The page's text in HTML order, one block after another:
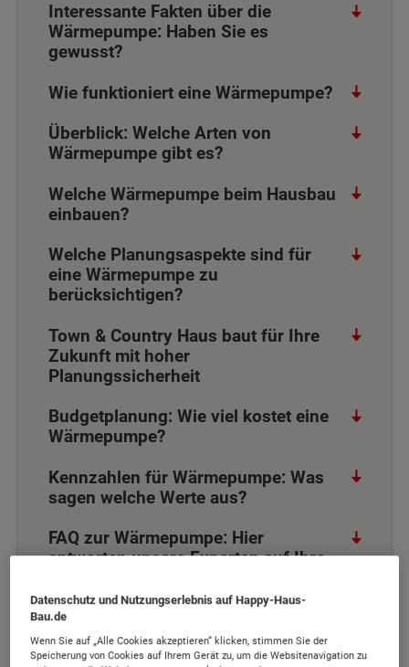
Interessante Fakten über die
Wärmepumpe: Haben Sie es
gewusst?
Wie funktioniert eine Wärmepumpe?
Überblick: Welche Arten von
Wärmepumpe gibt es?
Welche Wärmepumpe beim Hausbau
einbauen?
Welche Planungsaspekte sind für
eine Wärmepumpe zu
berücksichtigen?
Town & Country Haus baut für Ihre
Zukunft mit hoher
Planungssicherheit
Budgetplanung: Wie viel kostet eine
Wärmepumpe?
Kennzahlen für Wärmepumpe: Was
sagen welche Werte aus?
FAQ zur Wärmepumpe: Hier
antworten unsere Experten auf Ihre
Alles, was Sie über Wärmepumpen
Datenschutz und Nutzungserlebnis auf Happy-Haus-
Bau.de
Wenn Sie auf „Alle Cookies akzeptieren“ klicken, stimmen Sie der
Speicherung von Cookies auf Ihrem Gerät zu, um die Websitenavigation zu